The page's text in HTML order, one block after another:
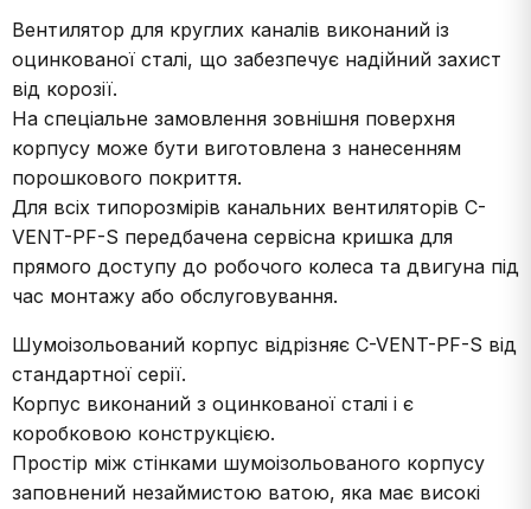
Вентилятор для круглих каналів виконаний із
оцинкованої сталі, що забезпечує надійний захист
від корозії.
На спеціальне замовлення зовнішня поверхня
корпусу може бути виготовлена з нанесенням
порошкового покриття.
Для всіх типорозмірів канальних вентиляторів C-
VENT-PF-S передбачена сервісна кришка для
прямого доступу до робочого колеса та двигуна під
час монтажу або обслуговування.
Шумоізольований корпус відрізняє C-VENT-PF-S від
стандартної серії.
Корпус виконаний з оцинкованої сталі і є
коробковою конструкцією.
Простір між стінками шумоізольованого корпусу
заповнений незаймистою ватою, яка має високі